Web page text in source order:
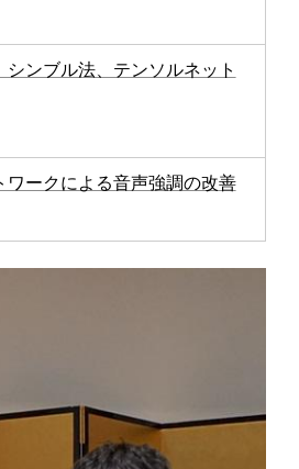
ンブル法、テンソルネット
ークによる音声強調の改善